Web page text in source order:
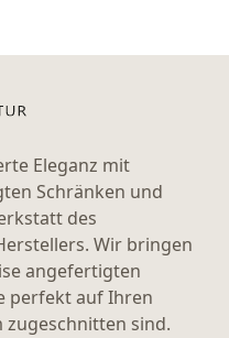
Eleganz mit
Schränken und
des
Wir bringen
angefertigten
perfekt auf Ihren
zugeschnitten sind.